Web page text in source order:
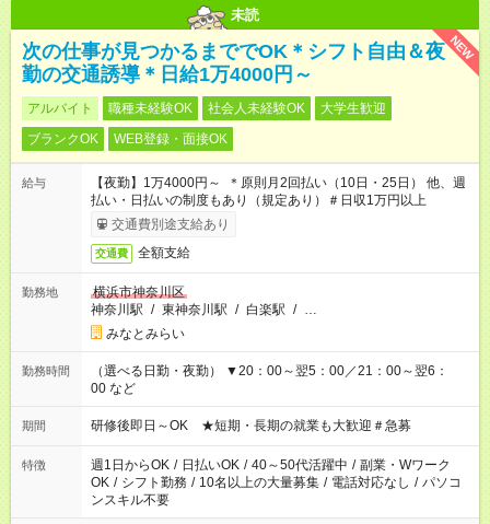
未読
NEW
次の仕事が見つかるまででOK＊シフト自由＆夜
勤の交通誘導＊日給1万4000円～
アルバイト 職種未経験OK 社会人未経験OK
大学生歓迎
ブランクOK
WEB登録・面接OK
給与
【夜勤】1万4000円～ ＊原則月2回払い（10日・25日） 他、週
払い・日払いの制度もあり（規定あり）＃日収1万円以上
交通費別途支給あり
交通費 全額支給
勤務地
横浜市神奈川区
神奈川駅 / 東神奈川駅 / 白楽駅 / …
みなとみらい
勤務時間
（選べる日勤・夜勤） ▼20：00～翌5：00／21：00～翌6：
00 など
期間 研修後即日～OK ★短期・長期の就業も大歓迎＃急募
特徴 週1日からOK / 日払いOK / 40～50代活躍中 / 副業・Wワーク
OK / シフト勤務 / 10名以上の大量募集 / 電話対応なし / パソコ
ンスキル不要